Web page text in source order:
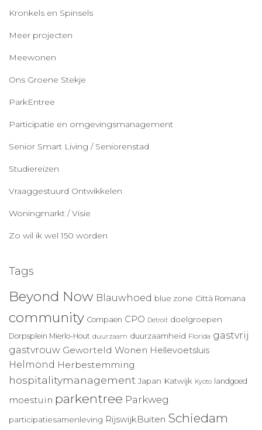
Kronkels en Spinsels
Meer projecten
Meewonen
Ons Groene Stekje
ParkEntree
Participatie en omgevingsmanagement
Senior Smart Living / Seniorenstad
Studiereizen
Vraaggestuurd Ontwikkelen
Woningmarkt / Visie
Zo wil ik wel 150 worden
Tags
Beyond Now Blauwhoed blue zone Città Romana
community Compaen CPO Detroit doelgroepen
Dorpsplein Mierlo-Hout duurzaam duurzaamheid Florida gastvrij
gastvrouw Geworteld Wonen Hellevoetsluis
Helmond Herbestemming
hospitalitymanagement Japan Katwijk Kyoto landgoed
moestuin parkentree Parkweg
participatiesamenleving RijswijkBuiten Schiedam